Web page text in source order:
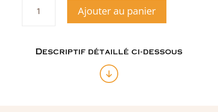
de
pour
Ajouter au panier
Descriptif détaillé ci-dessous